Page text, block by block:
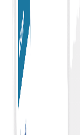
Optimiert den
nahtlosen,
steigert und